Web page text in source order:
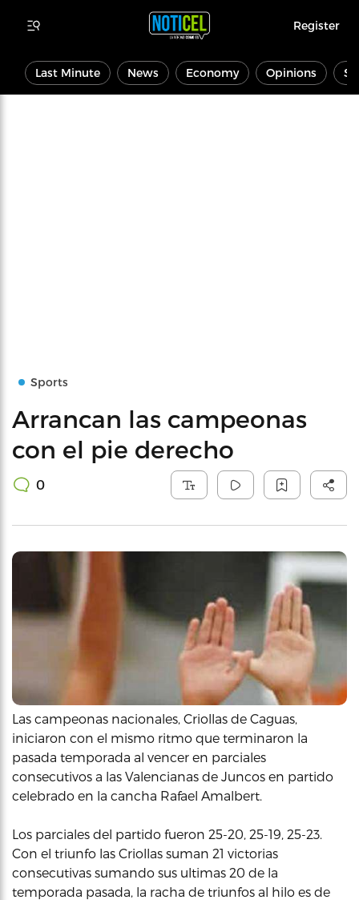
Register
Last Minute News Economy Opinions
Sports
Arrancan las campeonas
con el pie derecho
0
Las campeonas nacionales, Criollas de Caguas,
iniciaron con el mismo ritmo que terminaron la
pasada temporada al vencer en parciales
consecutivos a las Valencianas de Juncos en partido
celebrado en la cancha Rafael Amalbert.
Los parciales del partido fueron 25-20, 25-19, 25-23.
Con el triunfo las Criollas suman 21 victorias
consecutivas sumando sus ultimas 20 de la
temporada pasada, la racha de triunfos al hilo es de